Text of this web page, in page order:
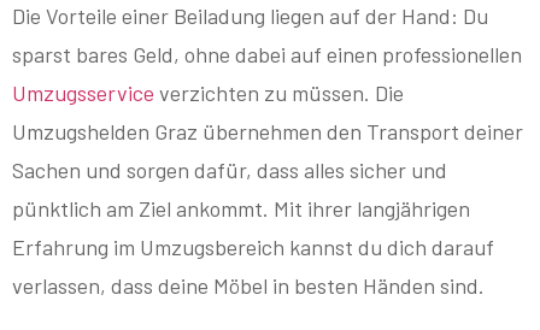
Die Vorteile einer Beiladung liegen auf der Hand: Du
sparst bares Geld, ohne dabei auf einen professionellen
Umzugsservice verzichten zu müssen. Die
Umzugshelden Graz übernehmen den Transport deiner
Sachen und sorgen dafür, dass alles sicher und
pünktlich am Ziel ankommt. Mit ihrer langjährigen
Erfahrung im Umzugsbereich kannst du dich darauf
verlassen, dass deine Möbel in besten Händen sind.